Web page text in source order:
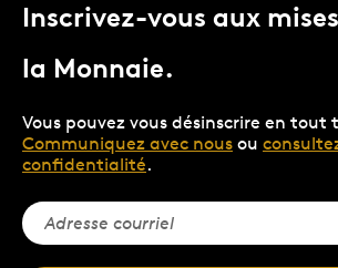
Inscrivez-vous aux
la Monnaie.
Vous pouvez vous désinscrire en tout
Communiquez avec nous ou
confidentialité.